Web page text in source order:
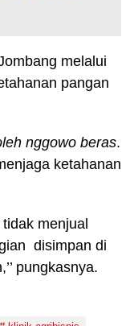
melalui
pangan
nggowo beras.
ketahanan
menjual
disimpan di
pungkasnya.